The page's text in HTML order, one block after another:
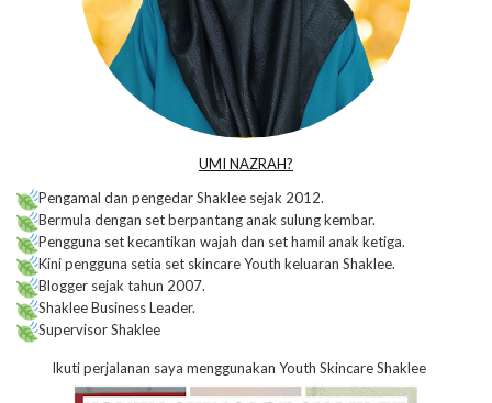
UMI NAZRAH?
Pengamal dan pengedar Shaklee sejak 2012.
Bermula dengan set berpantang anak sulung kembar.
Pengguna set kecantikan wajah dan set hamil anak ketiga.
Kini pengguna setia set skincare Youth keluaran Shaklee.
Blogger sejak tahun 2007.
Shaklee Business Leader.
Supervisor Shaklee
Ikuti perjalanan saya menggunakan Youth Skincare Shaklee